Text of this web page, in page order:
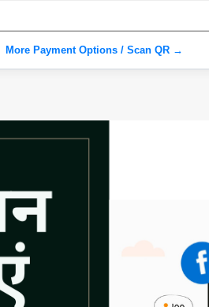
More Payment Options / Scan QR →